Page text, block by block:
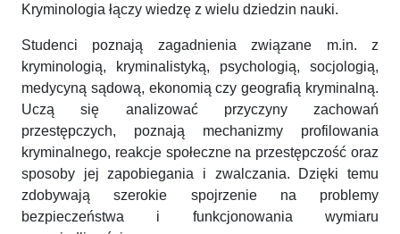
Kryminologia łączy wiedzę z wielu dziedzin nauki.
Studenci poznają zagadnienia związane m.in. z
kryminologią, kryminalistyką, psychologią, socjologią,
medycyną sądową, ekonomią czy geografią kryminalną.
Uczą się analizować przyczyny zachowań
przestępczych, poznają mechanizmy profilowania
kryminalnego, reakcje społeczne na przestępczość oraz
sposoby jej zapobiegania i zwalczania. Dzięki temu
zdobywają szerokie spojrzenie na problemy
bezpieczeństwa i funkcjonowania wymiaru